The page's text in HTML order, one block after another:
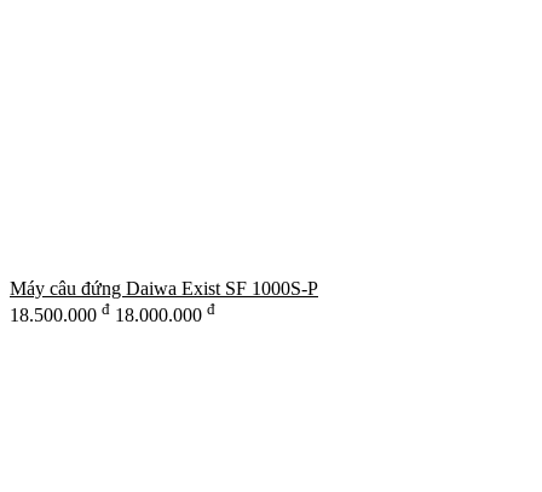
Máy câu đứng Daiwa Exist SF 1000S-P
18.500.000 đ 18.000.000 đ